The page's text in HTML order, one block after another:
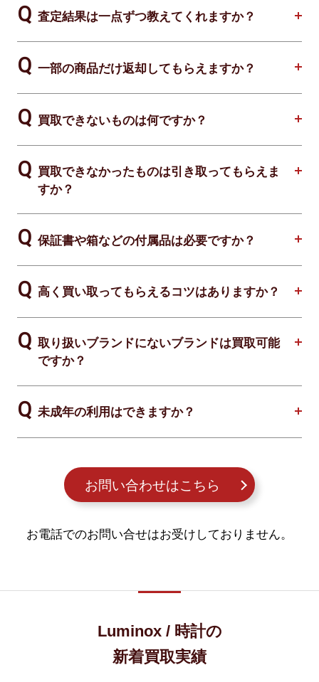
査定結果は一点ずつ教えてくれますか？
一部の商品だけ返却してもらえますか？
買取できないものは何ですか？
買取できなかったものは引き取ってもらえま
すか？
保証書や箱などの付属品は必要ですか？
高く買い取ってもらえるコツはありますか？
取り扱いブランドにないブランドは買取可能
ですか？
未成年の利用はできますか？
お問い合わせはこちら
お電話でのお問い合せはお受けしておりません。
Luminox / 時計の
新着買取実績